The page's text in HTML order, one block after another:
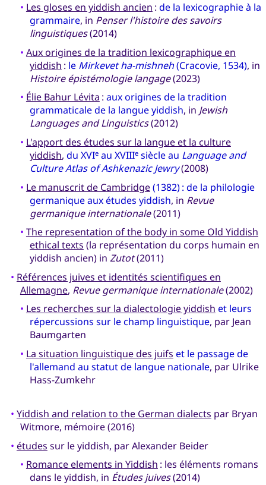
• Les gloses en yiddish ancien : de la lexicographie à la
grammaire, in Penser l'histoire des savoirs
linguistiques(2014)
• Aux origines de la tradition lexicographique en
yiddish : le Mirkevet ha-mishneh(Cracovie, 1534), in
Histoire épistémologie langage(2023)
• Élie Bahur Lévita : aux origines de la tradition
grammaticale de la langue yiddish, in Jewish
Languages and Linguistics(2012)
• L'apport des études sur la langue et la culture
yiddish, du XVIeau XVIIIesiècle au Language and
Culture Atlas of Ashkenazic Jewry(2008)
• Le manuscrit de Cambridge(1382) : de la philologie
germanique aux études yiddish, in Revue
germanique internationale(2011)
• The representation of the body in some Old Yiddish
ethical texts (la représentation du corps humain en
yiddish ancien) in Zutot(2011)
• Références juives et identités scientifiques en
Allemagne, Revue germanique internationale(2002)
• Les recherches sur la dialectologie yiddish et leurs
répercussions sur le champ linguistique, par Jean
Baumgarten
• La situation linguistique des juifs et le passage de
l'allemand au statut de langue nationale, par Ulrike
Hass-Zumkehr
• Yiddish and relation to the German dialects par Bryan
Witmore, mémoire (2016)
• études sur le yiddish, par Alexander Beider
• Romance elements in Yiddish : les éléments romans
dans le yiddish, in Études juives(2014)